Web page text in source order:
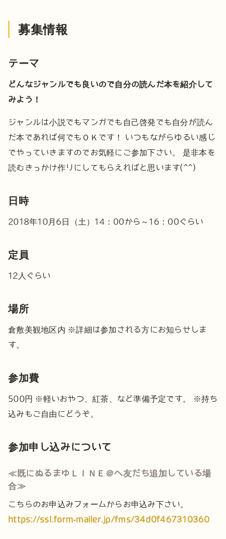
募集情報
テーマ
どんなジャンルでも良いので自分の読んだ本を紹介して
みよう！
ジャンルは小説でもマンガでも自己啓発でも自分が読ん
だ本であれば何でもＯＫです！
いつもながらゆるい感じ
でやっていきますのでお気軽にご参加下さい。
是非本を
読むきっかけ作りにしてもらえればと思います(^^)
日時
2018年10月6日（土）14：00から～16：00ぐらい
定員
12人ぐらい
場所
倉敷美観地区内 ※詳細は参加される方にお知らせしま
す。
参加費
500円 ※軽いおやつ、紅茶、など準備予定です。
※持ち
込みもご自由にどうぞ。
参加申し込みについて
≪既にぬるまゆＬＩＮＥ＠へ友だち追加している場
合≫
こちらのお申込みフォームからお申込み下さい。
https://ssl.form-mailer.jp/fms/34d0f467310360